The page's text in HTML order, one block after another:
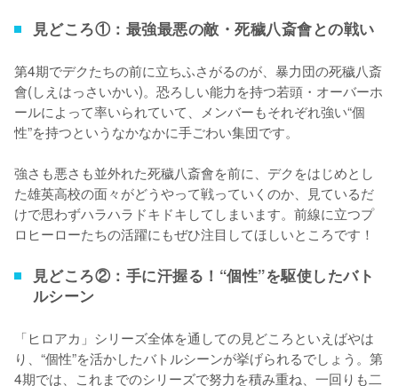
見どころ①：最強最悪の敵・死穢八斎會との戦い
第4期でデクたちの前に立ちふさがるのが、暴力団の死穢八斎
會(しえはっさいかい)。恐ろしい能力を持つ若頭・オーバーホ
ールによって率いられていて、メンバーもそれぞれ強い“個
性”を持つというなかなかに手ごわい集団です。
強さも悪さも並外れた死穢八斎會を前に、デクをはじめとし
た雄英高校の面々がどうやって戦っていくのか、見ているだ
けで思わずハラハラドキドキしてしまいます。前線に立つプ
ロヒーローたちの活躍にもぜひ注目してほしいところです！
見どころ②：手に汗握る！“個性”を駆使したバト
ルシーン
「ヒロアカ」シリーズ全体を通しての見どころといえばやは
り、“個性”を活かしたバトルシーンが挙げられるでしょう。第
4期では、これまでのシリーズで努力を積み重ね、一回りも二